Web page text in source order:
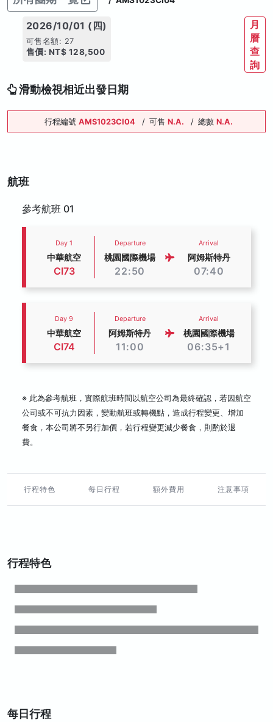
2026/10/01 (四)
可售名額: 27
售價: NT$ 128,500
月
曆
查
詢
滑動檢視相近出發日期
行程編號 AMS1023CI04 / 可售 N.A. / 總數 N.A.
航班
參考航班 01
Day 1
中華航空
CI73
Departure
桃園國際機場
22:50
Arrival
阿姆斯特丹
07:40
Day 9
中華航空
CI74
Departure
阿姆斯特丹
11:00
Arrival
桃園國際機場
06:35+1
※ 此為參考航班，實際航班時間以航空公司為最終確認，若因航空
公司或不可抗力因素，變動航班或轉機點，造成行程變更、增加
餐食，本公司將不另行加價，若行程變更減少餐食，則酌於退
費。
行程特色 每日行程 額外費用 注意事項
行程特色
每日行程